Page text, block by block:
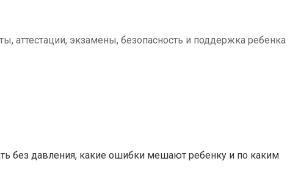
аттестации, экзамены, безопасность и поддержка ребенка
без давления, какие ошибки мешают ребенку и по каким